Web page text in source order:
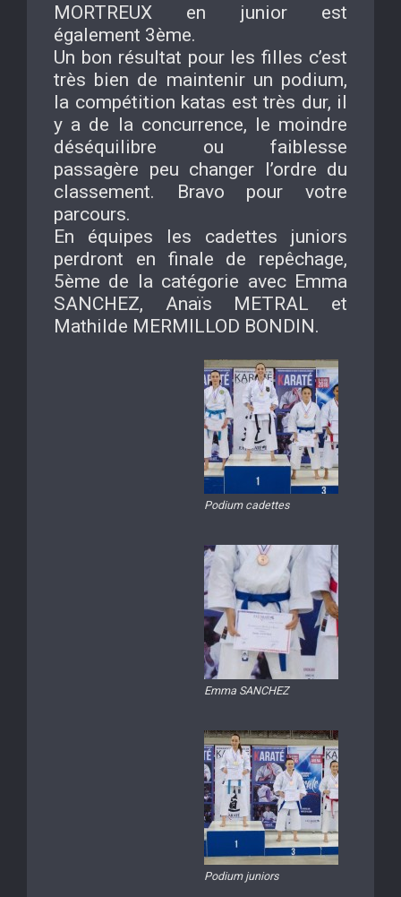
MORTREUX en junior est
également 3ème.
Un bon résultat pour les filles c’est
très bien de maintenir un podium,
la compétition katas est très dur, il
y a de la concurrence, le moindre
déséquilibre ou faiblesse
passagère peu changer l’ordre du
classement. Bravo pour votre
parcours.
En équipes les cadettes juniors
perdront en finale de repêchage,
5ème de la catégorie avec Emma
SANCHEZ, Anaïs METRAL et
Mathilde MERMILLOD BONDIN.
Podium cadettes
Emma SANCHEZ
Podium juniors